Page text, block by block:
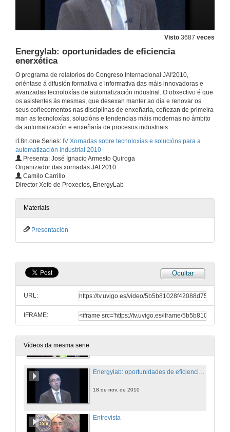
Visto 3687 veces
Energylab: oportunidades de eficiencia
enerxética
O programa de relatorios do Congreso Internacional JAI'2010,
oriéntase á difusión formativa e informativa das máis innovadoras e
avanzadas tecnoloxías de automatización industrial. O obxectivo é que
os asistentes ás mesmas, que desexan manter ao día e renovar os
seus coñecementos nas disciplinas de enxeñaría, coñezan de primeira
man as tecnoloxías, solucións e tendencias máis modernas no ámbito
da automatización e enxeñaría de procesos industriais.
i18n.one.Series: IV Xornadas sobre tecnoloxías e solucións para a
automatización industrial 2010
Presenta: José Ignacio Armesto Quiroga
Organizador das xornadas JAI 2010
Camilo Carrillo
Director Xefe de Proxectos, EnergyLab
Materiais
Presentación
Ocultar
URL:
IFRAME:
Vídeos da mesma serie
17 de nov. de 2010
Entrevista
Robótica baixo cero, novos produtos: serie QUANTEC
17 de nov. de 2010
Entrevista
17 de nov. de 2010
O recoñecemento facial en escenarios de máxima seguridade
18 de nov. de 2010
Entrevista
18 de nov. de 2010
Entrevista